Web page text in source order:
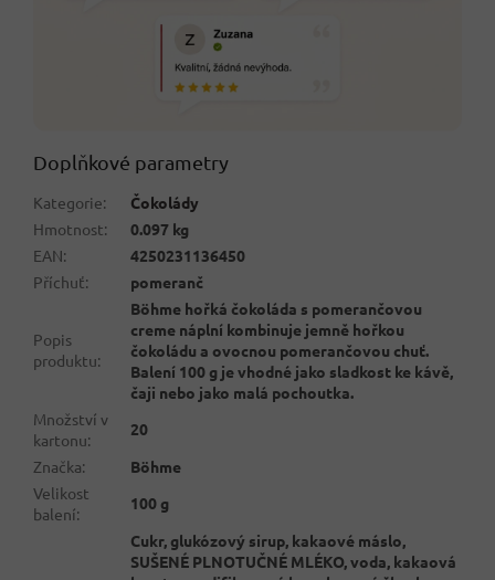
Doplňkové parametry
Kategorie:
Čokolády
Hmotnost:
0.097 kg
EAN:
4250231136450
Příchuť: pomeranč
Popis
produktu:
Böhme hořká čokoláda s pomerančovou
creme náplní kombinuje jemně hořkou
čokoládu a ovocnou pomerančovou chuť.
Balení 100 g je vhodné jako sladkost ke kávě,
čaji nebo jako malá pochoutka.
Množství v
kartonu:
20
Značka:
Böhme
Velikost
balení:
100 g
Cukr, glukózový sirup, kakaové máslo,
SUŠENÉ PLNOTUČNÉ MLÉKO, voda, kakaová